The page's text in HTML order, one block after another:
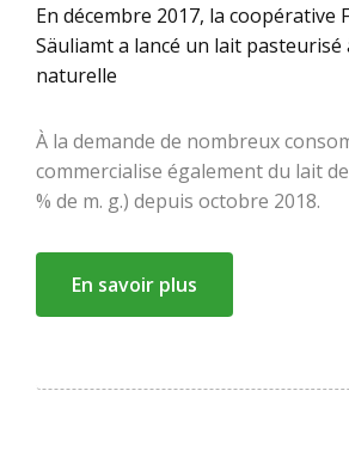
En décembre 2017, la coopérative
Säuliamt a lancé un lait
naturelle
À la demande de nombreux
commercialise également du lait
% de m. g.) depuis octobre 2018.
En savoir plus